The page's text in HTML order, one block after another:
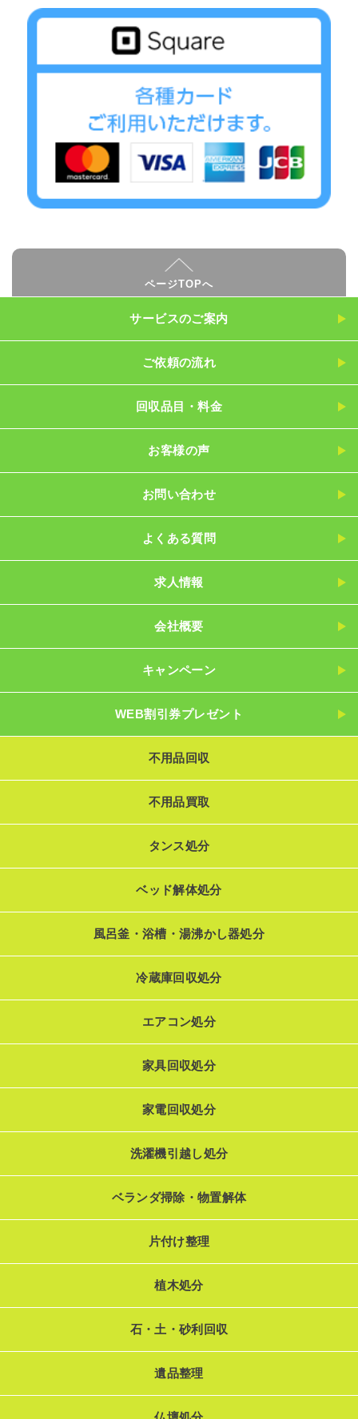
ページTOPへ
サービスのご案内
ご依頼の流れ
回収品目・料金
お客様の声
お問い合わせ
よくある質問
求人情報
会社概要
キャンペーン
WEB割引券プレゼント
不用品回収
不用品買取
タンス処分
ベッド解体処分
風呂釜・浴槽・湯沸かし器処分
冷蔵庫回収処分
エアコン処分
家具回収処分
家電回収処分
洗濯機引越し処分
ベランダ掃除・物置解体
片付け整理
植木処分
石・土・砂利回収
遺品整理